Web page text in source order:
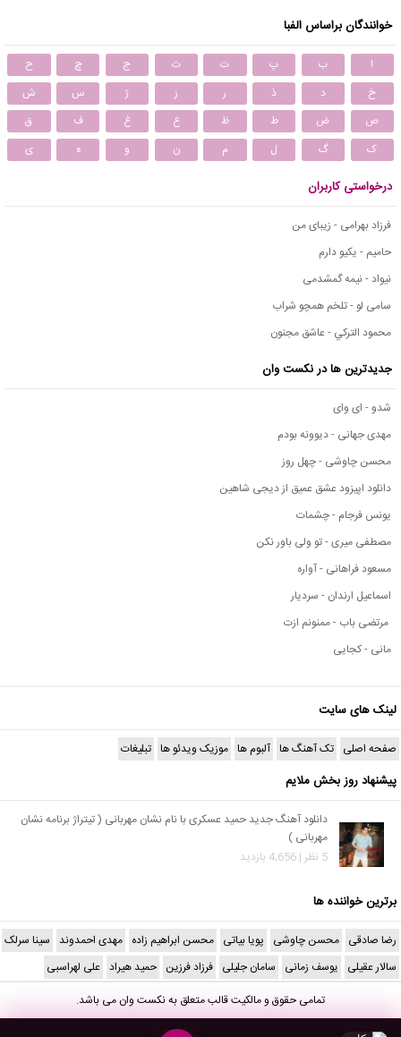
خوانندگان براساس الفبا
ا ب پ ت ث ج چ
ح
خ
د ذ ر ز ژ س
ش
ص
ض ط ظ ع غ ف
ق
ک
گ ل م ن و ه ی
درخواستی کاربران
فرزاد بهرامی - زیبای من
حامیم - یکیو دارم
نیواد - نیمه گمشدمی
سامی لو - تلخم همچو شراب
محمود التركي - عاشق مجنون
جدیدترین ها در نکست وان
شدو - ای وای
مهدی جهانی - دیوونه بودم
محسن چاوشی - چهل روز
دانلود اپیزود عشق عمیق از دیجی شاهین
یونس فرجام - چشمات
مصطفی میری - تو ولی باور نکن
مسعود فراهانی - آواره
اسماعیل ارندان - سردیار
مرتضی باب - ممنونم ازت
مانی - کجایی
لینک های سایت
صفحه اصلی تک آهنگ ها آلبوم ها موزیک ویدئو ها تبلیغات
پیشنهاد روز بخش ملایم
دانلود آهنگ جدید حمید عسکری با نام نشان مهربانی ( تیتراژ برنامه نشان
مهربانی )
5 نظر | 4,656 بازدید
برترین خواننده ها
رضا صادقی محسن چاوشی پویا بیاتی محسن ابراهیم زاده مهدی احمدوند سینا سرلک
سالار عقیلی یوسف زمانی سامان جلیلی فرزاد فرزین حمید هیراد علی لهراسبی
تمامی حقوق و مالکیت قالب متعلق بهنکست وانمی باشد.